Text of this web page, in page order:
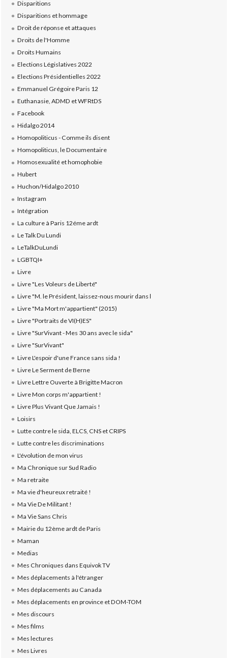
Disparitions
Disparitions et hommage
Droit de réponse et attaques
Droits de l'Homme
Droits Humains
Elections Législatives 2022
Elections Présidentielles 2022
Emmanuel Grégoire Paris 12
Euthanasie, ADMD et WFRtDS
Facebook
Hidalgo 2014
Homopoliticus - Comme ils disent
Homopoliticus, le Documentaire
Homosexualité et homophobie
Hubert
Huchon/Hidalgo 2010
Instagram
Intégration
La culture à Paris 12éme ardt
Le Talk Du Lundi
LeTalkDuLundi
LGBTQI+
Livre
Livre "Les Voleurs de Liberté"
Livre "M. le Président, laissez-nous mourir dans l
Livre "Ma Mort m'appartient" (2015)
Livre "Portraits de VI(H)ES"
Livre "SurVivant - Mes 30 ans avec le sida"
Livre "SurVivant"
Livre L'espoir d'une France sans sida !
Livre Le Serment de Berne
Livre Lettre Ouverte à Brigitte Macron
Livre Mon corps m'appartient !
Livre Plus Vivant Que Jamais !
Loisirs
Lutte contre le sida, ELCS, CNS et CRIPS
Lutte contre les discriminations
L'évolution de mon virus
Ma Chronique sur Sud Radio
Ma retraite
Ma vie d'heureux retraité !
Ma Vie De Militant !
Ma Vie Sans Chris
Mairie du 12ème ardt de Paris
Maman
Medias
Mes Chroniques dans Equivok TV
Mes déplacements à l'étranger
Mes déplacements au Canada
Mes déplacements en province et DOM-TOM
Mes discours
Mes films
Mes lectures
Mes Livres